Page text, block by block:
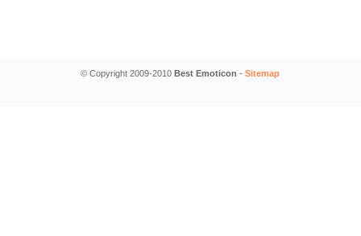
© Copyright 2009-2010 Best Emoticon - Sitemap